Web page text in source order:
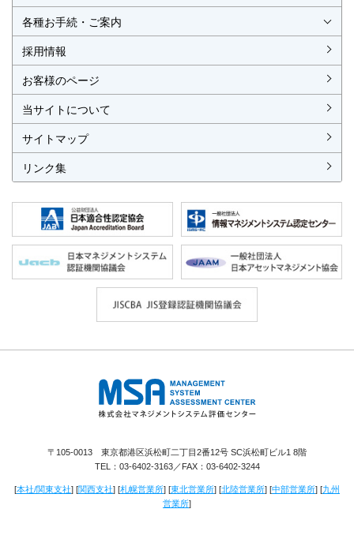
各種お手続・ご案内
採用情報
お客様のページ
当サイトについて
サイトマップ
リンク集
〒105-0013 東京都港区浜松町二丁目2番12号 SC浜松町ビル1 8階
TEL： 03-6402-3163／FAX：03-6402-3244
[本社/関東支社] [関西支社] [札幌営業所] [東北営業所] [北陸営業所] [中部営業所] [九州
営業所]